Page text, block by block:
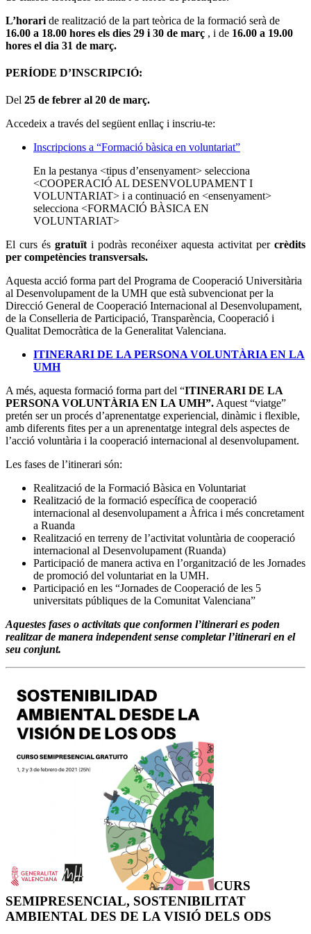
L’horari de realització de la part teòrica de la formació serà de
16.00 a 18.00 hores els dies 29 i 30 de març , i de 16.00 a 19.00
hores el dia 31 de març.
PERÍODE D’INSCRIPCIÓ:
Del 25 de febrer al 20 de març.
Accedeix a través del següent enllaç i inscriu-te:
Inscripcions a “Formació bàsica en voluntariat”
En la pestanya <tipus d’ensenyament> selecciona
<COOPERACIÓ AL DESENVOLUPAMENT I
VOLUNTARIAT> i a continuació en <ensenyament>
selecciona <FORMACIÓ BÀSICA EN
VOLUNTARIAT>
El curs és gratuït i podràs reconéixer aquesta activitat per crèdits
per competències transversals.
Aquesta acció forma part del Programa de Cooperació Universitària
al Desenvolupament de la UMH que està subvencionat per la
Direcció General de Cooperació Internacional al Desenvolupament,
de la Conselleria de Participació, Transparència, Cooperació i
Qualitat Democràtica de la Generalitat Valenciana.
ITINERARI DE LA PERSONA VOLUNTÀRIA EN LA
UMH
A més, aquesta formació forma part del “ITINERARI DE LA
PERSONA VOLUNTÀRIA EN LA UMH”. Aquest “viatge”
pretén ser un procés d’aprenentatge experiencial, dinàmic i flexible,
amb diferents fites per a un aprenentatge integral dels aspectes de
l’acció voluntària i la cooperació internacional al desenvolupament.
Les fases de l’itinerari són:
Realització de la Formació Bàsica en Voluntariat
Realització de la formació específica de cooperació
internacional al desenvolupament a Àfrica i més concretament
a Ruanda
Realització en terreny de l’activitat voluntària de cooperació
internacional al Desenvolupament (Ruanda)
Participació de manera activa en l’organització de les Jornades
de promoció del voluntariat en la UMH.
Participació en les “Jornades de Cooperació de les 5
universitats públiques de la Comunitat Valenciana”
Aquestes fases o activitats que conformen l’itinerari es poden
realitzar de manera independent sense completar l’itinerari en el
seu conjunt.
CURS
SEMIPRESENCIAL, SOSTENIBILITAT
AMBIENTAL DES DE LA VISIÓ DELS ODS